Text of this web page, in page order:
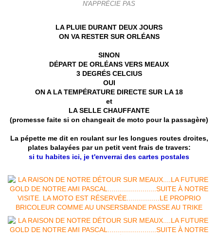
N'APPRÉCIE PAS
LA PLUIE DURANT DEUX JOURS
ON VA RESTER SUR ORLÉANS
SINON
DÉPART DE ORLÉANS VERS MEAUX
3 DEGRÉS CELCIUS
OUI
ON A LA TEMPÉRATURE DIRECTE SUR LA 18
et
LA SELLE CHAUFFANTE
(promesse faite si on changeait de moto pour la passagère)
La pépette me dit en roulant sur les longues routes droites,
plates balayées par un petit vent frais de travers:
si tu habites ici, je t'enverrai des cartes postales